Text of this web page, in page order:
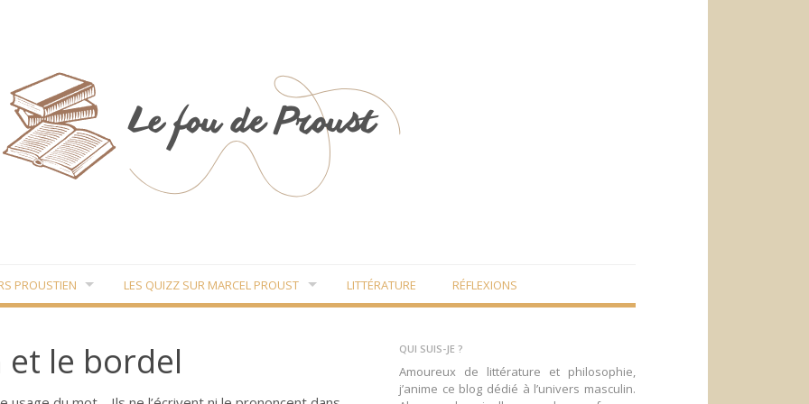
PROUSTIEN LES QUIZZ SUR MARCEL PROUST LITTÉRATURE RÉFLEXIONS
le bordel QUI SUIS-JE ?
Amoureux de littérature et philosophie,
j’anime ce blog dédié à l’univers masculin.